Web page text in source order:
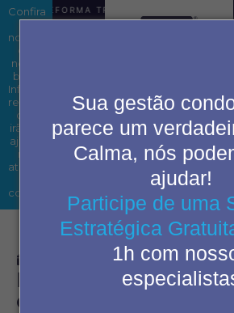
Sua gestão
parece um
Calma, nós
ajudar!
Participe de uma
Estratégica
1h com
Confira
as
novidades
em
nosso
blog.
Informações
relevantes
que
irão te
ajudar
nas
atividades
cotidiano.
REFORMA TRIBUTÁRIA EM
condômino
2ª Via
de
boleto
março 13, 2026 10:42 am
Planejamento anual
condomínio: por